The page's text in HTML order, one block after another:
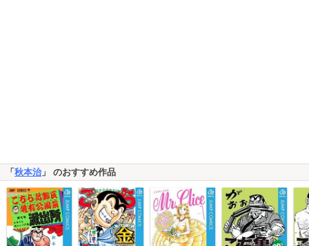
「 秋本治」 のおすすめ作品